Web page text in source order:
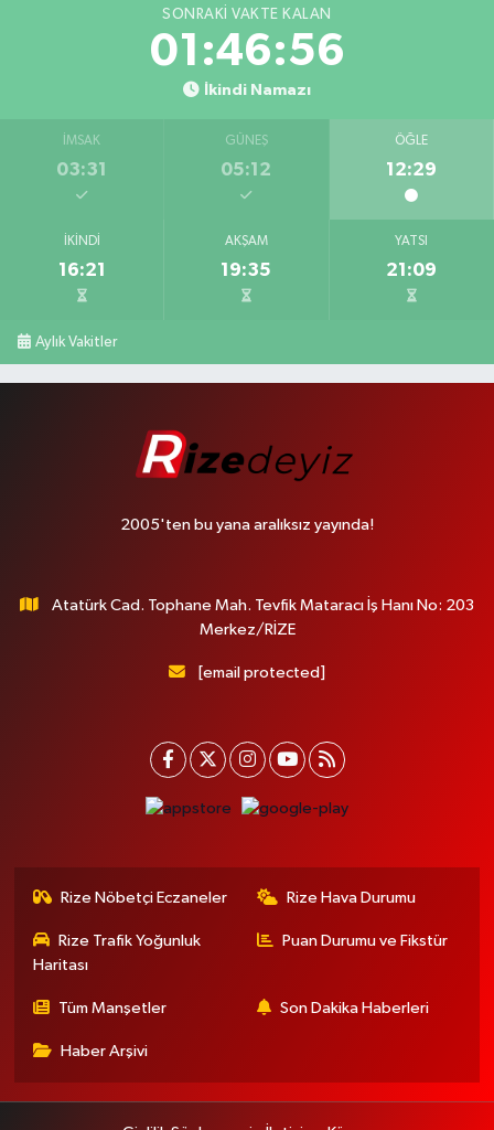
SONRAKI VAKTE KALAN
01:46:55
İkindi Namazı
İMSAK
03:31
GÜNEŞ
05:12
ÖĞLE
12:29
İKINDI
16:21
AKŞAM
19:35
YATSI
21:09
Aylık Vakitler
2005'ten bu yana aralıksız yayında!
Atatürk Cad. Tophane Mah. Tevfik Mataracı İş Hanı No: 203
Merkez/RİZE
[email protected]
Rize Nöbetçi Eczaneler Rize Hava Durumu
Rize Trafik Yoğunluk
Haritası
Puan Durumu ve Fikstür
Tüm Manşetler Son Dakika Haberleri
Haber Arşivi